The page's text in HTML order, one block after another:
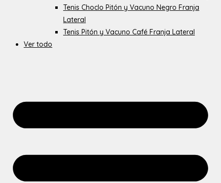
Tenis Choclo Pitón y Vacuno Negro Franja
Lateral
Tenis Pitón y Vacuno Café Franja Lateral
Ver todo